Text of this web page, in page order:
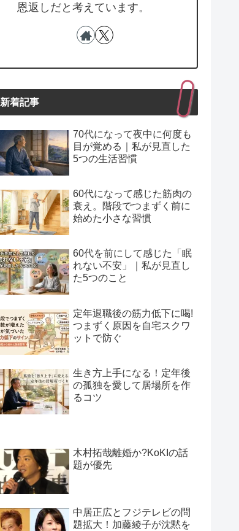
恩返しだと考えています。
新着記事
70代になって夜中に何度も
目が覚める｜私が見直した
5つの生活習慣
60代になって感じた筋肉の
衰え。階段でつまずく前に
始めた小さな習慣
60代を前にして感じた「眠
れない不安」｜私が見直し
た5つのこと
定年退職後の筋力低下に喝!
つまずく原因を自宅スクワ
ットで防ぐ
生き方上手になる！定年後
の孤独を愛して居場所を作
るコツ
木村拓哉離婚か?KoKIの話
題が優先
中居正広とフジテレビの問
題拡大！加藤綾子が沈黙を